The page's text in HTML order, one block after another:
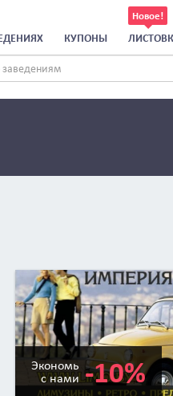
КУПОНЫ
Экономь
с нами -10%